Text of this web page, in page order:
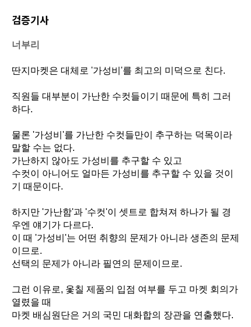
검증기사
너부리
딴지마켓은 대체로 '가성비'를 최고의 미덕으로 친다.
직원들 대부분이 가난한 수컷들이기 때문에 특히 그러
하다.
물론 '가성비'를 가난한 수컷들만이 추구하는 덕목이라
말할 수는 없다.
가난하지 않아도 가성비를 추구할 수 있고
수컷이 아니어도 얼마든 가성비를 추구할 수 있을 것이
기 때문이다.
하지만 '가난함'과 '수컷'이 셋트로 합쳐져 하나가 될 경
우엔 얘기가 다르다.
이 때 '가성비'는 어떤 취향의 문제가 아니라 생존의 문제
이므로.
선택의 문제가 아니라 필연의 문제이므로.
그런 이유로, 옻칠 제품의 입점 여부를 두고 마켓 회의가
열렸을 때
마켓 배심원단은 거의 국민 대화합의 장관을 연출했다.